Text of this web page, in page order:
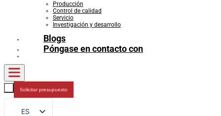
Producción
Control de calidad
Servicio
Investigación y desarrollo
Blogs
Póngase en contacto con
Solicitar presupuesto
ES